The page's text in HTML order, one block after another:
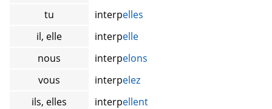
tu
interpelles
il, elle
interpelle
nous
interpelons
vous
interpelez
ils, elles
interpellent